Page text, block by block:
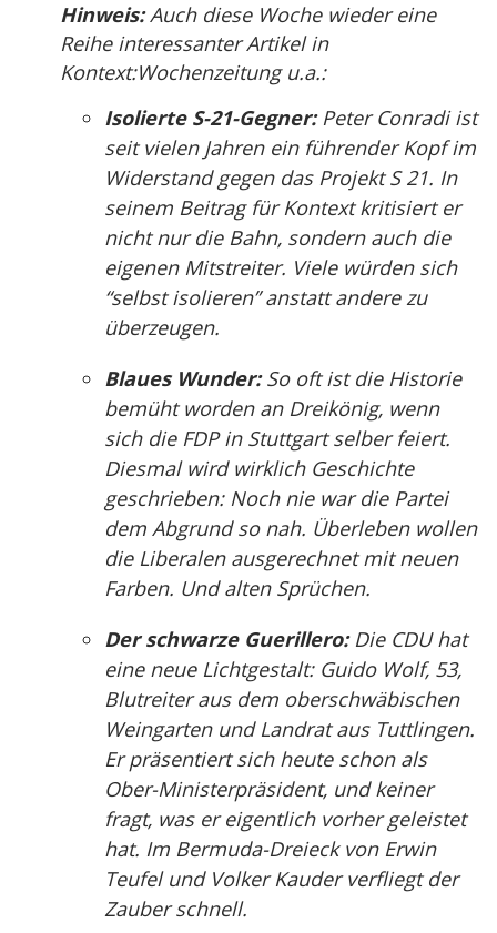
Hinweis:Auch diese Woche wieder eine
Reihe interessanter Artikel in
Kontext:Wochenzeitung u.a.:
Isolierte S-21-Gegner:Peter Conradi ist
seit vielen Jahren ein führender Kopf im
Widerstand gegen das Projekt S 21. In
seinem Beitrag für Kontext kritisiert er
nicht nur die Bahn, sondern auch die
eigenen Mitstreiter. Viele würden sich
“selbst isolieren” anstatt andere zu
überzeugen.
Blaues Wunder:So oft ist die Historie
bemüht worden an Dreikönig, wenn
sich die FDP in Stuttgart selber feiert.
Diesmal wird wirklich Geschichte
geschrieben: Noch nie war die Partei
dem Abgrund so nah. Überleben wollen
die Liberalen ausgerechnet mit neuen
Farben. Und alten Sprüchen.
Der schwarze Guerillero:Die CDU hat
eine neue Lichtgestalt: Guido Wolf, 53,
Blutreiter aus dem oberschwäbischen
Weingarten und Landrat aus Tuttlingen.
Er präsentiert sich heute schon als
Ober-Ministerpräsident, und keiner
fragt, was er eigentlich vorher geleistet
hat. Im Bermuda-Dreieck von Erwin
Teufel und Volker Kauder verfliegt der
Zauber schnell.